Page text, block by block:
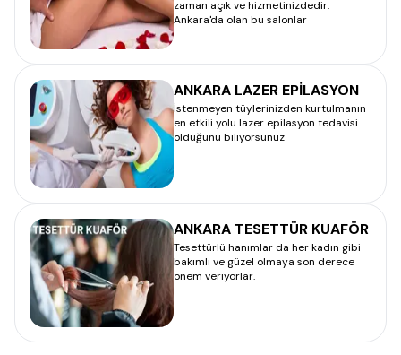
zaman açık ve hizmetinizdedir.
Ankara'da olan bu salonlar
ANKARA LAZER EPİLASYON
İstenmeyen tüylerinizden kurtulmanın
en etkili yolu lazer epilasyon tedavisi
olduğunu biliyorsunuz
ANKARA TESETTÜR KUAFÖR
Tesettürlü hanımlar da her kadın gibi
bakımlı ve güzel olmaya son derece
önem veriyorlar.